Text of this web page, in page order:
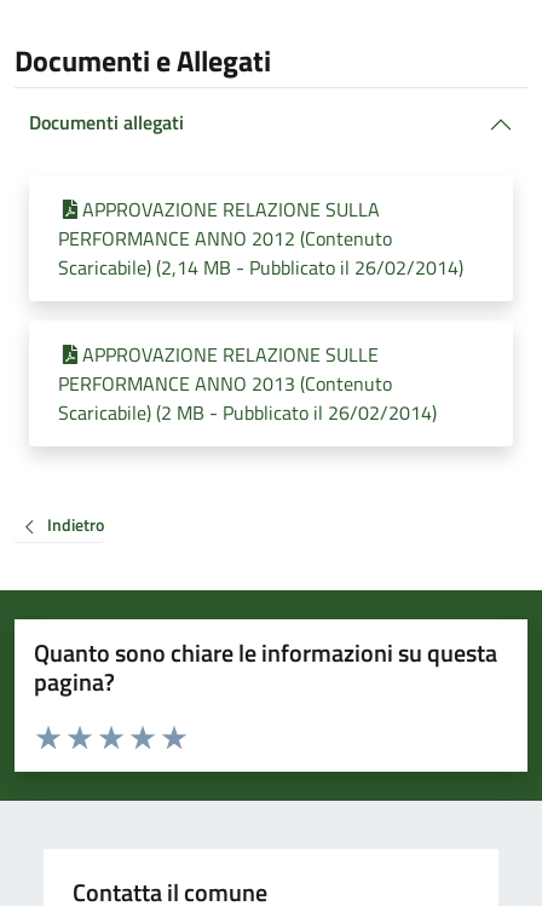
Documenti e Allegati
Documenti allegati
APPROVAZIONE RELAZIONE SULLA
PERFORMANCE ANNO 2012 (Contenuto
Scaricabile) (2,14 MB - Pubblicato il 26/02/2014)
APPROVAZIONE RELAZIONE SULLE
PERFORMANCE ANNO 2013 (Contenuto
Scaricabile) (2 MB - Pubblicato il 26/02/2014)
Indietro
Quanto sono chiare le informazioni su questa
pagina?
Valuta da 1 a 5 stelle la pagina
Valuta 5 stelle su 5
Valuta 4 stelle su 5
Valuta 3 stelle su 5
Valuta 2 stelle su 5
Valuta 1 stelle su 5
Contatta il comune